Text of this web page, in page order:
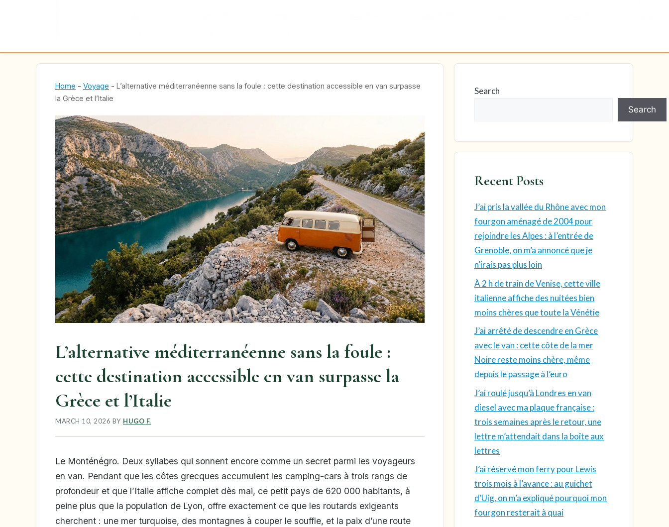
Home - Voyage - L’alternative méditerranéenne sans la foule : cette destination accessible en van surpasse
la Grèce et l’Italie
L’alternative méditerranéenne sans la foule :
cette destination accessible en van surpasse la
Grèce et l’Italie
MARCH 10, 2026 BY HUGO F.
Le Monténégro. Deux syllabes qui sonnent encore comme un secret parmi les voyageurs
en van. Pendant que les côtes grecques accumulent les camping-cars à trois rangs de
profondeur et que l’Italie affiche complet dès mai, ce petit pays de 620 000 habitants, à
peine plus que la population de Lyon, offre exactement ce que les routards exigeants
cherchent : une mer turquoise, des montagnes à couper le souffle, et la paix d’une route
Search
Search
Recent Posts
J’ai pris la vallée du Rhône avec mon
fourgon aménagé de 2004 pour
rejoindre les Alpes : à l’entrée de
Grenoble, on m’a annoncé que je
n’irais pas plus loin
À 2 h de train de Venise, cette ville
italienne affiche des nuitées bien
moins chères que toute la Vénétie
J’ai arrêté de descendre en Grèce
avec le van : cette côte de la mer
Noire reste moins chère, même
depuis le passage à l’euro
J’ai roulé jusqu’à Londres en van
diesel avec ma plaque française :
trois semaines après le retour, une
lettre m’attendait dans la boîte aux
lettres
J’ai réservé mon ferry pour Lewis
trois mois à l’avance : au guichet
d’Uig, on m’a expliqué pourquoi mon
fourgon resterait à quai